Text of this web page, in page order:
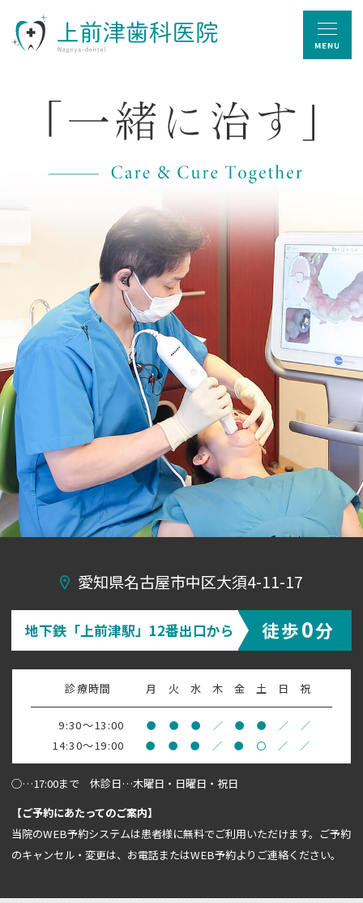
愛知県名古屋市中区大須4-11-17
地下鉄「上前津駅」12番出口から 徒歩0分
診療時間 月 火 水 木 金 土 日 祝
9:30～13:00 ● ● ● ／ ● ● ／ ／
14:30～19:00 ● ● ● ／ ● 〇 ／ ／
○…17:00まで 休診日…木曜日・日曜日・祝日
【ご予約にあたってのご案内】
当院のWEB予約システムは患者様に無料でご利用いただけます。ご予約
のキャンセル・変更は、お電話またはWEB予約よりご連絡ください。